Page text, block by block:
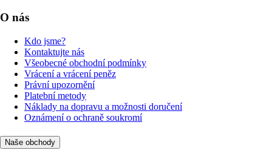
O nás
Kdo jsme?
Kontaktujte nás
Všeobecné obchodní podmínky
Vrácení a vrácení peněz
Právní upozornění
Platební metody
Náklady na dopravu a možnosti doručení
Oznámení o ochraně soukromí
Naše obchody